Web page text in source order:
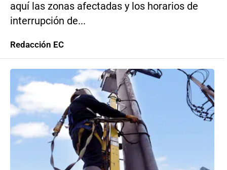
aquí las zonas afectadas y los horarios de
interrupción de...
Redacción EC